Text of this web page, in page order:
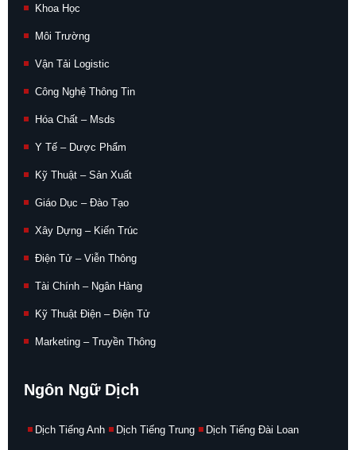
Khoa Học
Môi Trường
Vận Tải Logistic
Công Nghệ Thông Tin
Hóa Chất – Msds
Y Tế – Dược Phẩm
Kỹ Thuật – Sản Xuất
Giáo Dục – Đào Tạo
Xây Dựng – Kiến Trúc
Điện Tử – Viễn Thông
Tài Chính – Ngân Hàng
Kỹ Thuật Điện – Điện Tử
Marketing – Truyền Thông
Ngôn Ngữ Dịch
Dịch Tiếng Anh Dịch Tiếng Trung Dịch Tiếng Đài Loan